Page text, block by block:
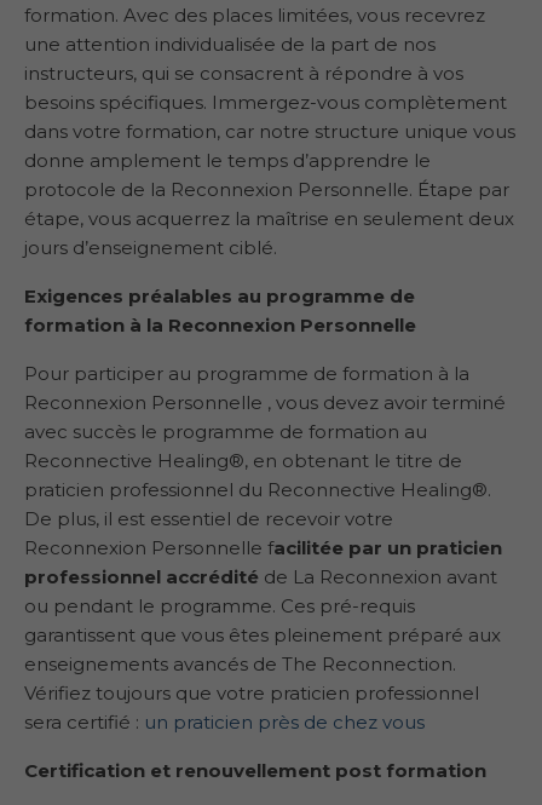
formation. Avec des places limitées, vous recevrez
une attention individualisée de la part de nos
instructeurs, qui se consacrent à répondre à vos
besoins spécifiques. Immergez-vous complètement
dans votre formation, car notre structure unique vous
donne amplement le temps d’apprendre le
protocole de la Reconnexion Personnelle. Étape par
étape, vous acquerrez la maîtrise en seulement deux
jours d’enseignement ciblé.
Exigences préalables au programme de
formation à la Reconnexion Personnelle
Pour participer au programme de formation à la
Reconnexion Personnelle , vous devez avoir terminé
avec succès le programme de formation au
Reconnective Healing®, en obtenant le titre de
praticien professionnel du Reconnective Healing®.
De plus, il est essentiel de recevoir votre
Reconnexion Personnelle facilitée par un praticien
professionnel accrédité de La Reconnexion avant
ou pendant le programme. Ces pré-requis
garantissent que vous êtes pleinement préparé aux
enseignements avancés de The Reconnection.
Vérifiez toujours que votre praticien professionnel
sera certifié : un praticien près de chez vous
Certification et renouvellement post formation